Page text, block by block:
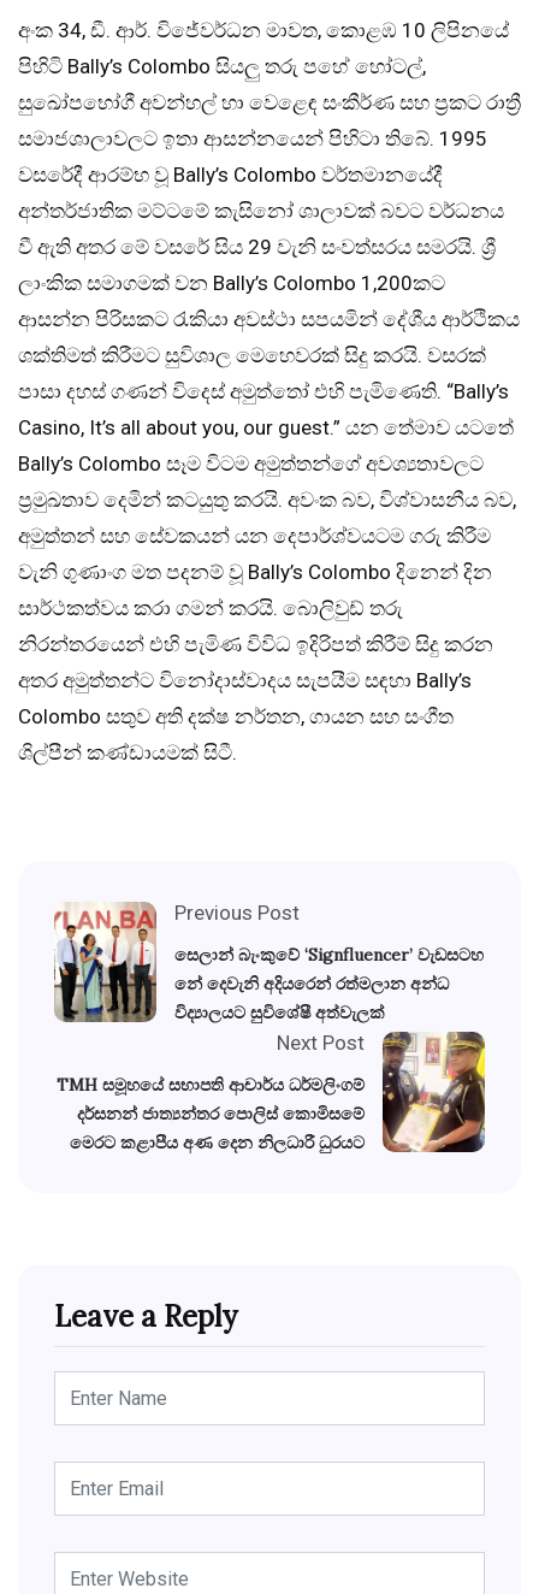
අංක 34, ඩී. ආර්. විජේවර්ධන මාවත, කොළඹ 10 ලිපිනයේ
පිහිටි Bally’s Colombo සියලු තරු පහේ හෝටල්,
සුඛෝපභෝගී අවන්හල් හා වෙළෙඳ සංකීර්ණ සහ ප්‍රකට රාත්‍රී
සමාජශාලාවලට ඉතා ආසන්නයෙන් පිහිටා තිබේ. 1995
වසරේදී ආරම්භ වූ Bally’s Colombo වර්තමානයේදී
අන්තර්ජාතික මට්ටමේ කැසිනෝ ශාලාවක් බවට වර්ධනය
වී ඇති අතර මේ වසරේ සිය 29 වැනි සංවත්සරය සමරයි. ශ්‍රී
ලාංකික සමාගමක් වන Bally’s Colombo 1,200කට
ආසන්න පිරිසකට රැකියා අවස්ථා සපයමින් දේශීය ආර්ථිකය
ශක්තිමත් කිරීමට සුවිශාල මෙහෙවරක් සිදු කරයි. වසරක්
පාසා දහස් ගණන් විදෙස් අමුත්තෝ එහි පැමිණෙති. “Bally’s
Casino, It’s all about you, our guest.” යන තේමාව යටතේ
Bally’s Colombo සෑම විටම අමුත්තන්ගේ අවශ්‍යතාවලට
ප්‍රමුඛතාව දෙමින් කටයුතු කරයි. අවංක බව, විශ්වාසනීය බව,
අමුත්තන් සහ සේවකයන් යන දෙපාර්ශ්වයටම ගරු කිරීම
වැනි ගුණාංග මත පදනම් වූ Bally’s Colombo දිනෙන් දින
සාර්ථකත්වය කරා ගමන් කරයි. බොලිවුඩ් තරු
නිරන්තරයෙන් එහි පැමිණ විවිධ ඉදිරිපත් කිරීම් සිදු කරන
අතර අමුත්තන්ට විනෝදාස්වාදය සැපයීම සඳහා Bally’s
Colombo සතුව අති දක්ෂ නර්තන, ගායන සහ සංගීත
ශිල්පීන් කණ්ඩායමක් සිටී.
Previous Post
සෙලාන් බැංකුවේ ‘Signfluencer’ වැඩසටහ
නේ දෙවැනි අදියරෙන් රත්මලාන අන්ධ
විද්‍යාලයට සුවිශේෂී අත්වැලක්
Next Post
TMH සමූහයේ සභාපති ආචාර්ය ධර්මලිංගම්
දර්සනන් ජාත්‍යන්තර පොලිස් කොමිසමේ
මෙරට කළාපීය අණ දෙන නිලධාරී ධුරයට
Leave a Reply